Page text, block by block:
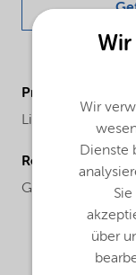
ProductBrand
Lilaflot®
Regional
Global
Wir
Wir
Dienste
über